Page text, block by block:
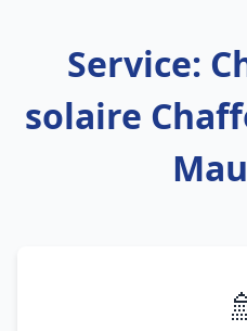
Service:
solaire